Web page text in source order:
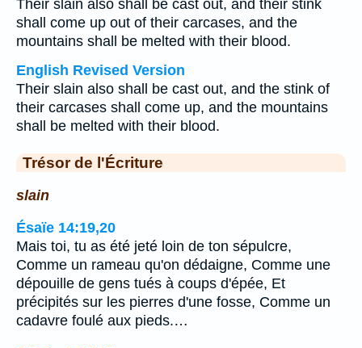
Their slain also shall be cast out, and their stink
shall come up out of their carcases, and the
mountains shall be melted with their blood.
English Revised Version
Their slain also shall be cast out, and the stink of
their carcases shall come up, and the mountains
shall be melted with their blood.
Trésor de l'Écriture
slain
Ésaïe 14:19,20
Mais toi, tu as été jeté loin de ton sépulcre,
Comme un rameau qu'on dédaigne, Comme une
dépouille de gens tués à coups d'épée, Et
précipités sur les pierres d'une fosse, Comme un
cadavre foulé aux pieds.…